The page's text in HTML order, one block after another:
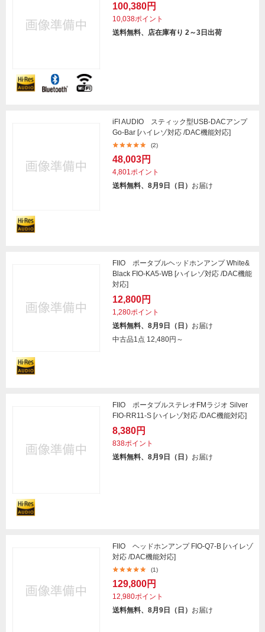
100,380円
10,038ポイント
送料無料、店在庫有り 2～3日出荷
iFI AUDIO スティック型USB-DACアンプ
Go-Bar [ハイレゾ対応 /DAC機能対応]
(2)
48,003円
4,801ポイント
送料無料、8月9日（日） お届け
FIIO ポータブルヘッドホンアンプ White&
Black FIO-KA5-WB [ハイレゾ対応 /DAC機能
対応]
12,800円
1,280ポイント
送料無料、8月9日（日） お届け
中古品1点 12,480円～
FIIO ポータブルステレオFMラジオ Silver
FIO-RR11-S [ハイレゾ対応 /DAC機能対応]
8,380円
838ポイント
送料無料、8月9日（日） お届け
FIIO ヘッドホンアンプ FIO-Q7-B [ハイレゾ
対応 /DAC機能対応]
(1)
129,800円
12,980ポイント
送料無料、8月9日（日） お届け